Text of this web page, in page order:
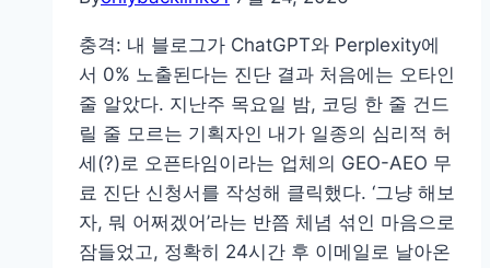
충격: 내 블로그가 ChatGPT와 Perplexity에
서 0% 노출된다는 진단 결과 처음에는 오타인
줄 알았다. 지난주 목요일 밤, 코딩 한 줄 건드
릴 줄 모르는 기획자인 내가 일종의 심리적 허
세(?)로 오픈타임이라는 업체의 GEO-AEO 무
료 진단 신청서를 작성해 클릭했다. ‘그냥 해보
자, 뭐 어쩌겠어’라는 반쯤 체념 섞인 마음으로
잠들었고, 정확히 24시간 후 이메일로 날아온